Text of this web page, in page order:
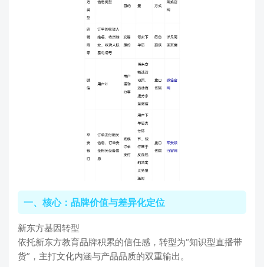
一、核心：品牌价值与差异化定位
新东方基因转型
依托新东方教育品牌积累的信任感，转型为“知识型直播带
货”，主打文化内涵与产品品质的双重输出。